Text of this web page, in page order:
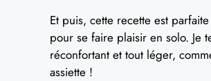
Et puis, cette recette est
pour se faire plaisir en solo. Je
réconfortant et tout léger,
assiette !